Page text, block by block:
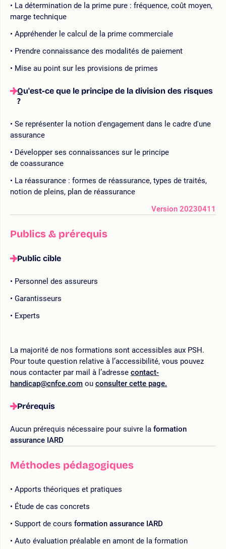
La détermination de la prime pure : fréquence, coût moyen,
marge technique
Appréhender le calcul de la prime commerciale
Prendre connaissance des modalités de paiement
Mise au point sur les provisions de primes
Qu'est-ce que le principe de la division des risques
?
Se représenter la notion d'engagement dans le cadre d'une
assurance
Développer ses connaissances sur le principe
de coassurance
La réassurance : formes de réassurance, types de traités,
notion de pleins, plan de réassurance
Version 20230411
Publics & prérequis
Public cible
Personnel des assureurs
Garantisseurs
Experts
La majorité de nos formations sont accessibles aux PSH.
Pour toute question relative à l’accessibilité, vous pouvez
nous contacter par mail à l’adresse contact-
handicap@cnfce.com ou consulter cette page.
Prérequis
Aucun prérequis nécessaire pour suivre la formation
assurance IARD
Méthodes pédagogiques
Apports théoriques et pratiques
Étude de cas concrets
Support de cours formation assurance IARD
Auto évaluation préalable en amont de la formation